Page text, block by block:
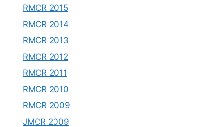
RMCR 2015
RMCR 2014
RMCR 2013
RMCR 2012
RMCR 2011
RMCR 2010
RMCR 2009
JMCR 2009